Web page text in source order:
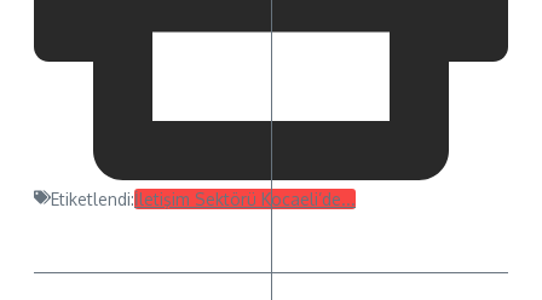
Etiketlendi:İletişim Sektörü Kocaeli’de...